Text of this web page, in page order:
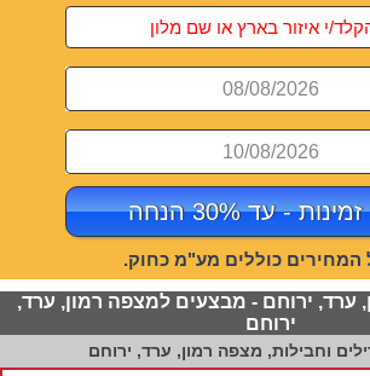
08/08/2026
10/08/2026
- עד 30% הנחה
המחירים כוללים מע"מ כחוק.
ערד, ירוחם - מבצעים למצפה רמון, ערד,
ירוחם